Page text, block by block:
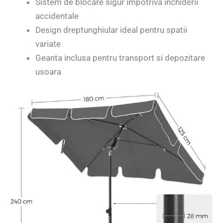
Sistem de blocare sigur impotriva inchiderii
accidentale
Design dreptunghiular ideal pentru spatii
variate
Geanta inclusa pentru transport si depozitare
usoara